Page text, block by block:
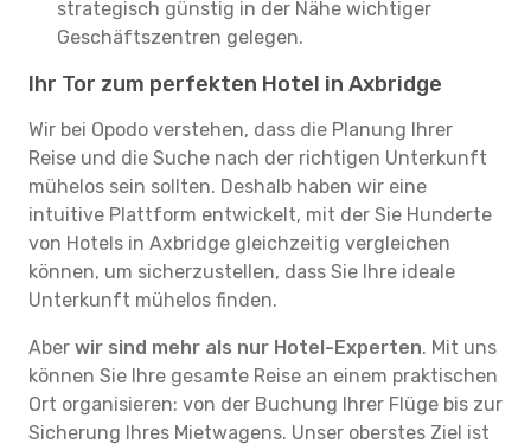
strategisch günstig in der Nähe wichtiger
Geschäftszentren gelegen.
Ihr Tor zum perfekten Hotel in Axbridge
Wir bei Opodo verstehen, dass die Planung Ihrer
Reise und die Suche nach der richtigen Unterkunft
mühelos sein sollten. Deshalb haben wir eine
intuitive Plattform entwickelt, mit der Sie Hunderte
von Hotels in Axbridge gleichzeitig vergleichen
können, um sicherzustellen, dass Sie Ihre ideale
Unterkunft mühelos finden.
Aber wir sind mehr als nur Hotel-Experten. Mit uns
können Sie Ihre gesamte Reise an einem praktischen
Ort organisieren: von der Buchung Ihrer Flüge bis zur
Sicherung Ihres Mietwagens. Unser oberstes Ziel ist